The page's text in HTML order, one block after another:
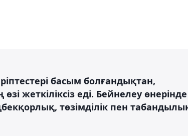
басым болғандықтан,
жеткіліксіз еді. Бейнелеу өнерінде
төзімділік пен